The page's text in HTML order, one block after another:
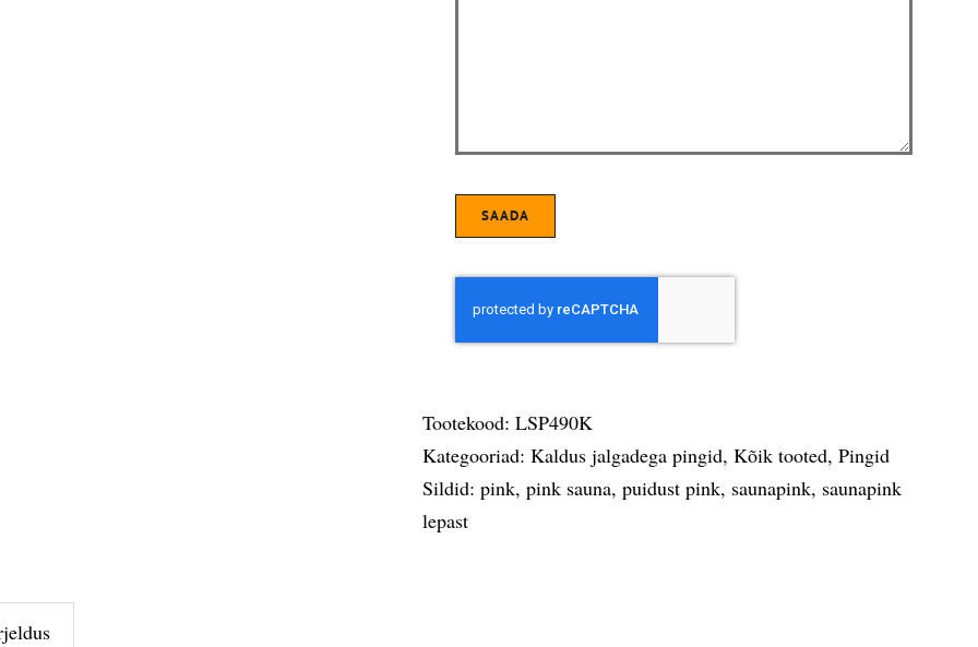
SAADA
Tootekood:LSP490K
Kategooriad:Kaldus jalgadega pingid,Kõik tooted,Pingid
Sildid:pink,pink sauna,puidust pink, saunapink, saunapink
lepast